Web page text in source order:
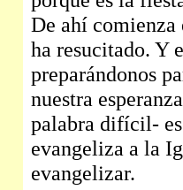
De ahí
ha resucitado. Y
preparándonos
nuestra
palabra difícil-
evangeliza a la
evangelizar.